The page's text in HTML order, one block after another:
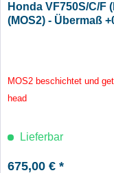
Honda VF750S/C/F
(MOS2) - Übermaß
MOS2 beschichtet und
head
Lieferbar
675,00 € *